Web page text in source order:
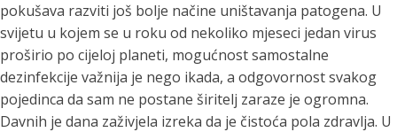
pokušava razviti još bolje načine uništavanja patogena. U
svijetu u kojem se u roku od nekoliko mjeseci jedan virus
proširio po cijeloj planeti, mogućnost samostalne
dezinfekcije važnija je nego ikada, a odgovornost svakog
pojedinca da sam ne postane širitelj zaraze je ogromna.
Davnih je dana zaživjela izreka da je čistoća pola zdravlja. U